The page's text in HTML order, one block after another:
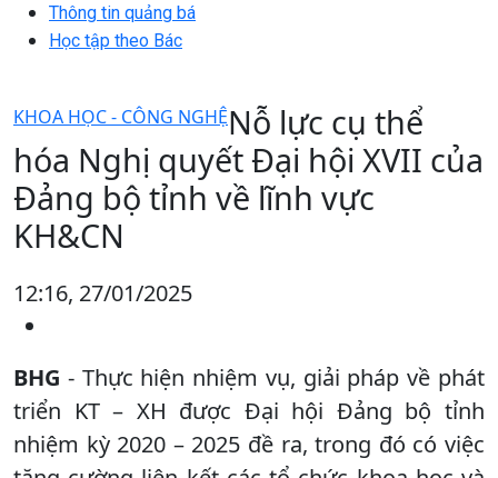
Thông tin quảng bá
Học tập theo Bác
KHOA HỌC - CÔNG NGHỆNỗ lực cụ thể
hóa Nghị quyết Đại hội XVII của
Đảng bộ tỉnh về lĩnh vực
KH&CN
12:16, 27/01/2025
BHG - Thực hiện nhiệm vụ, giải pháp về phát
triển KT – XH được Đại hội Đảng bộ tỉnh
nhiệm kỳ 2020 – 2025 đề ra, trong đó có việc